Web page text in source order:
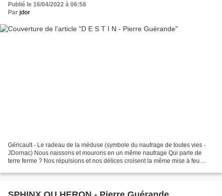
Publié le 16/04/2022 à 06:58
Par jdor
Géricault - Le radeau de la méduse (symbole du naufrage de toutes vies -
JDornac) Nous naissons et mourons en un même naufrage Qui parle de
terre ferme ? Nos répulsions et nos délices croisent la même mise à feu